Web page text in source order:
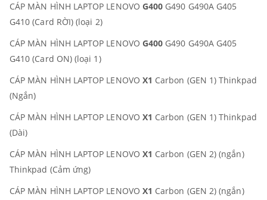
CÁP MÀN HÌNH LAPTOP LENOVO G400 G490 G490A G405
G410 (Card RỜI) (loại 2)
CÁP MÀN HÌNH LAPTOP LENOVO G400 G490 G490A G405
G410 (Card ON) (loại 1)
CÁP MÀN HÌNH LAPTOP LENOVO X1 Carbon (GEN 1) Thinkpad
(Ngắn)
CÁP MÀN HÌNH LAPTOP LENOVO X1 Carbon (GEN 1) Thinkpad
(Dài)
CÁP MÀN HÌNH LAPTOP LENOVO X1 Carbon (GEN 2) (ngắn)
Thinkpad (Cảm ứng)
CÁP MÀN HÌNH LAPTOP LENOVO X1 Carbon (GEN 2) (ngắn)